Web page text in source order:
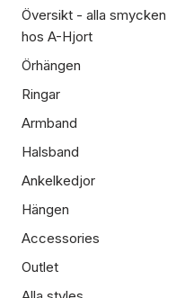
Översikt - alla smycken
hos A-Hjort
Örhängen
Ringar
Armband
Halsband
Ankelkedjor
Hängen
Accessories
Outlet